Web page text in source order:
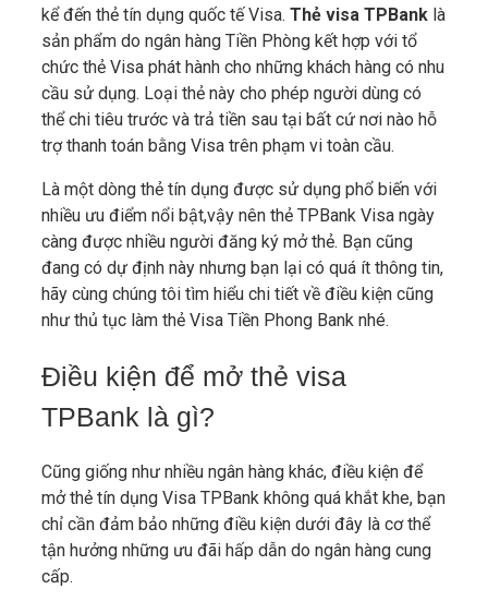
kể đến thẻ tín dụng quốc tế Visa. Thẻ visa TPBank là
sản phẩm do ngân hàng Tiền Phòng kết hợp với tổ
chức thẻ Visa phát hành cho những khách hàng có nhu
cầu sử dụng. Loại thẻ này cho phép người dùng có
thể chi tiêu trước và trả tiền sau tại bất cứ nơi nào hỗ
trợ thanh toán bằng Visa trên phạm vi toàn cầu.
Là một dòng thẻ tín dụng được sử dụng phổ biến với
nhiều ưu điểm nổi bật,vậy nên thẻ TPBank Visa ngày
càng được nhiều người đăng ký mở thẻ. Bạn cũng
đang có dự định này nhưng bạn lại có quá ít thông tin,
hãy cùng chúng tôi tìm hiểu chi tiết về điều kiện cũng
như thủ tục làm thẻ Visa Tiền Phong Bank nhé.
Điều kiện để mở thẻ visa
TPBank là gì?
Cũng giống như nhiều ngân hàng khác, điều kiện để
mở thẻ tín dụng Visa TPBank không quá khắt khe, bạn
chỉ cần đảm bảo những điều kiện dưới đây là cơ thể
tận hưởng những ưu đãi hấp dẫn do ngân hàng cung
cấp.